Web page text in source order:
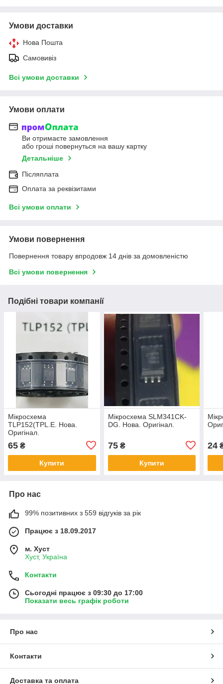
Умови доставки
Нова Пошта
Самовивіз
Всі умови доставки
Умови оплати
Ви отримаєте замовлення
або гроші повернуться на вашу картку
Детальніше
Післяплата
Оплата за реквізитами
Всі умови оплати
Умови повернення
Повернення товару впродовж 14 днів за домовленістю
Всі умови повернення
Подібні товари компанії
Мікросхема
TLP152(TPL.E. Нова.
Оригінал.
65 ₴
Купити
Мікросхема SLM341CK-
DG. Нова. Оригінал.
75₴
Купити
24
Про нас
99% позитивних з 559 відгуків за рік
Працює з 18.09.2017
м. Хуст
Хуст, Україна
Контакти
Сьогодні працює з 09:30 до 17:00
Показати весь графік роботи
Про нас
Контакти
Доставка та оплата